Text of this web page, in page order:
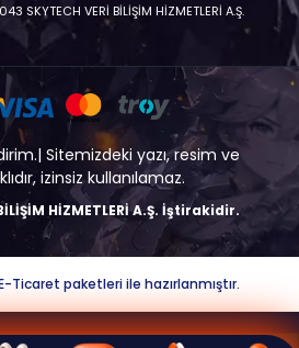
SKYTECH VERİ BİLİŞİM HİZMETLERİ A.Ş.
Sitemizdeki yazı, resim ve
izinsiz kullanılamaz.
HİZMETLERİ A.Ş. İştirakidir.
Ticaret paketleri ile hazırlanmıştır.